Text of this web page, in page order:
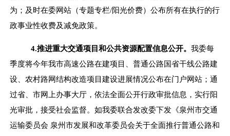
为；及时在委网站（专题专栏/阳光价费）公布所有在执行的行
政事业性收费及减免政策。
4.推进重大交通项目和公共资源配置信息公开。 我委每
季度将今年我市高速公路在建项目、普通公路国省干线公路建
设、农村路网结构改造项目建设进展情况公布在门户网站；通
过省、市网上办事大厅，依法全面公开行政审批信息，实行阳
光审批，接受社会监督。如我委联合发改委下发《泉州市交通
运输委员会 泉州市发展和改革委员会关于全面推行普通公路和